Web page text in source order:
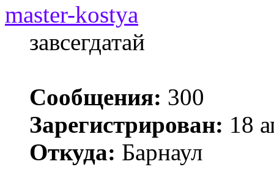
master-kostya
завсегдатай
Сообщения: 300
Зарегистрирован: 18
Откуда: Барнаул